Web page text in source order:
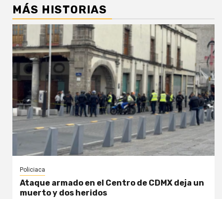
MÁS HISTORIAS
Policiaca
Ataque armado en el Centro de CDMX deja un
muerto y dos heridos